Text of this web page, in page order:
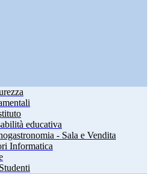
educativa
- Sala e Vendita
Informatica